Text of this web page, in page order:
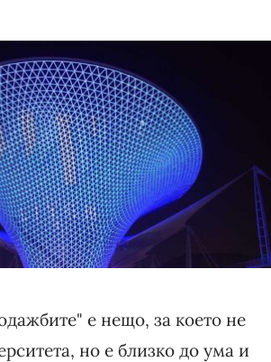
е нещо, за което не
но е близко до ума и